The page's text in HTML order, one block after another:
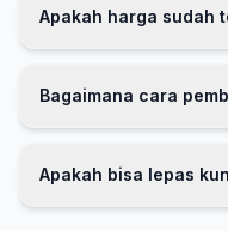
Apakah harga sudah
Bagaimana cara
Apakah bisa lepas